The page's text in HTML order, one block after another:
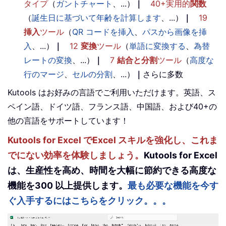
タイプ（ ガントチャート 、...） ｜ 40+実用的関数
（誕生日に基づいて年齢を計算します、...） ｜
19
挿入ツール （QR コードを挿入 、 パスから画像を挿
入 、...） ｜ 12 変換ツール （単語に変換する 、 為替
レートの変換、...） ｜ 7 結合と分割ツール （高度な
行のマージ、 セルの分割、...） ｜ さらに多数
Kutools はお好みの言語でご利用いただけます。英語、ス
ペイン語、ドイツ語、フランス語、中国語、および40+の
他の言語をサポートしています！
Kutools for Excel でExcel スキルを強化し、これま
でにない効率を体験しましょう。 Kutools for Excel
は、生産性を高め、時間を大幅に節約できる高度な
機能を300 以上提供します。 最も必要な機能を今す
ぐ入手するにはこちらをクリック。。。